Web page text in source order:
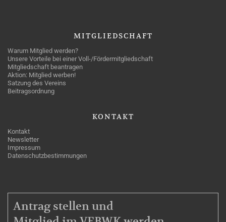
MITGLIEDSCHAFT
Warum Mitglied werden?
Unsere Vorteile bei einer Voll-/Fördermitgliedschaft
Mitgliedschaft beantragen
Aktion: Mitglied werben!
Satzung des Vereins
Beitragsordnung
KONTAKT
Kontakt
Newsletter
Impressum
Datenschutzbestimmungen
MITGLIEDSCHAFT
Antrag stellen und